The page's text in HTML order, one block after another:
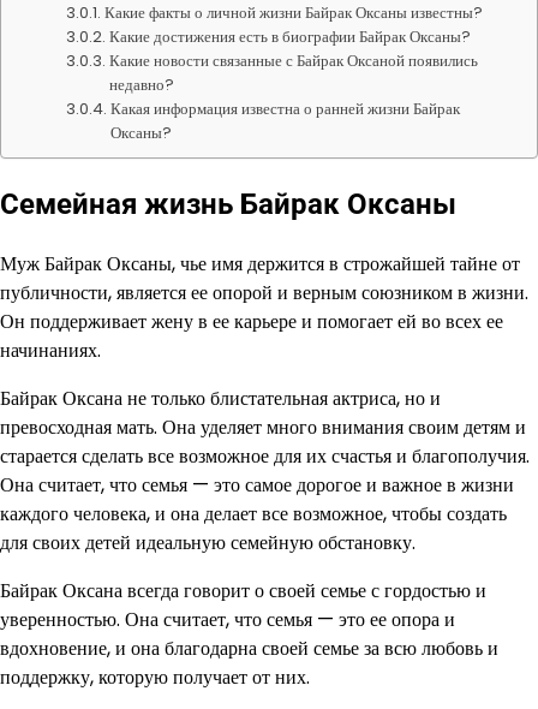
Какие факты о личной жизни Байрак Оксаны известны?
Какие достижения есть в биографии Байрак Оксаны?
Какие новости связанные с Байрак Оксаной появились
недавно?
Какая информация известна о ранней жизни Байрак
Оксаны?
Семейная жизнь Байрак Оксаны
Муж Байрак Оксаны, чье имя держится в строжайшей тайне от
публичности, является ее опорой и верным союзником в жизни.
Он поддерживает жену в ее карьере и помогает ей во всех ее
начинаниях.
Байрак Оксана не только блистательная актриса, но и
превосходная мать. Она уделяет много внимания своим детям и
старается сделать все возможное для их счастья и благополучия.
Она считает, что семья — это самое дорогое и важное в жизни
каждого человека, и она делает все возможное, чтобы создать
для своих детей идеальную семейную обстановку.
Байрак Оксана всегда говорит о своей семье с гордостью и
уверенностью. Она считает, что семья — это ее опора и
вдохновение, и она благодарна своей семье за всю любовь и
поддержку, которую получает от них.